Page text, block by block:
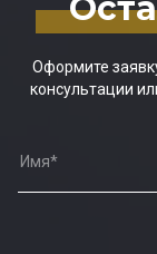
Оформите
консультации